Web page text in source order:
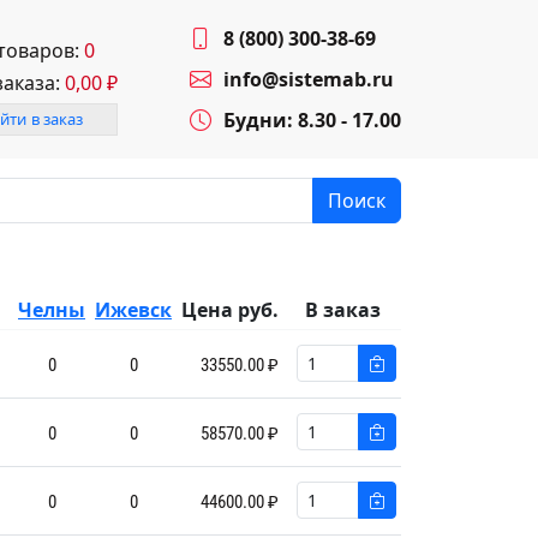
0
0,00₽
в заказ
8 (800) 300-38-69
info@sistemab.ru
Будни: 8.30 - 17.00
Поиск
Челны Ижевск Цена руб. В заказ
0 0 33550.00 ₽
0 0 58570.00 ₽
0 0 44600.00 ₽